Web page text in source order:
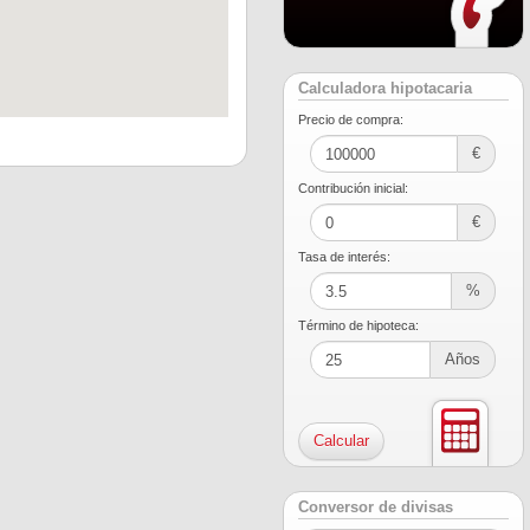
Calculadora hipotacaria
Precio de compra:
€
Contribución inicial:
€
Tasa de interés:
%
Término de hipoteca:
Años
Conversor de divisas